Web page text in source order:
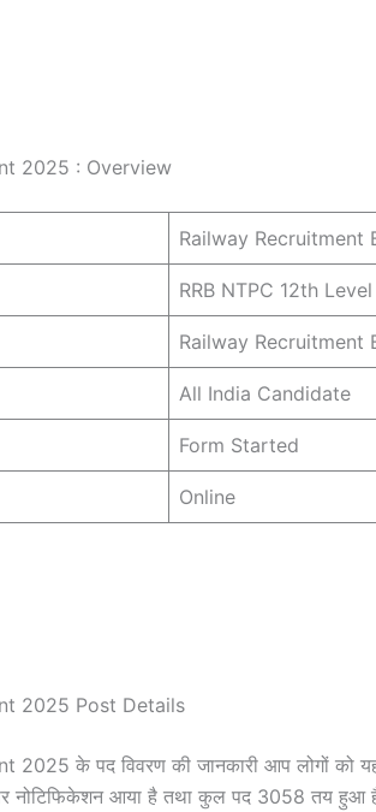
2025 : Overview
Railway Recruitment
RRB NTPC 12th
Railway Recruitment
All India Candidate
Form Started
Online
2025 Post Details
के पद विवरण की जानकारी आप लोगों को
नोटिफिकेशन आया है तथा कुल पद 3058 तय हुआ